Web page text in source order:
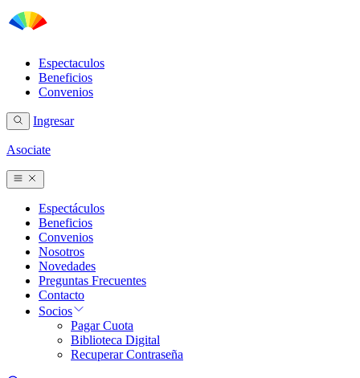
Espectaculos
Beneficios
Convenios
Ingresar
Asociate
Espectáculos
Beneficios
Convenios
Nosotros
Novedades
Preguntas Frecuentes
Contacto
Socios
Pagar Cuota
Biblioteca Digital
Recuperar Contraseña